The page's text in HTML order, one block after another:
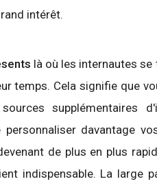
intérêt.
là où les internautes se
temps. Cela signifie que
supplémentaires
davantage
de plus en plus
indispensable. La large